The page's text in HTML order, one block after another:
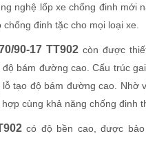
nghệ lốp xe chống đinh mới
đinh tặc cho mọi loại xe.
90-17 TT902 còn được
bám đường cao. Cấu trúc
tạo độ bám đường cao. Nhờ
cùng khả năng chống đinh
có độ bền cao, được